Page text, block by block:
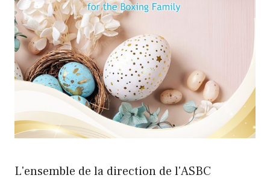
L'ensemble de la direction de l'ASBC